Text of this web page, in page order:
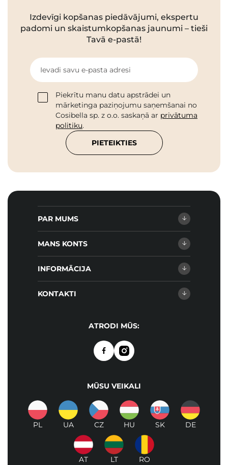
Izdevīgi kopšanas piedāvājumi, ekspertu
padomi un skaistumkopšanas jaunumi – tieši
Tavā e-pastā!
Ievadi savu e-pasta adresi
Piekrītu manu datu apstrādei un
mārketinga paziņojumu saņemšanai no
Cosibella sp. z o.o. saskaņā ar privātuma
politiku.
PIETEIKTIES
PAR MUMS
MANS KONTS
INFORMĀCIJA
KONTAKTI
ATRODI MŪS:
MŪSU VEIKALI
PL UA CZ HU SK DE
AT LT RO